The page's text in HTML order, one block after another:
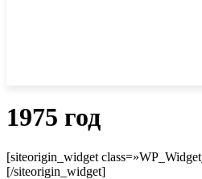
1975 год
[siteorigin_widget
[/siteorigin_widget]